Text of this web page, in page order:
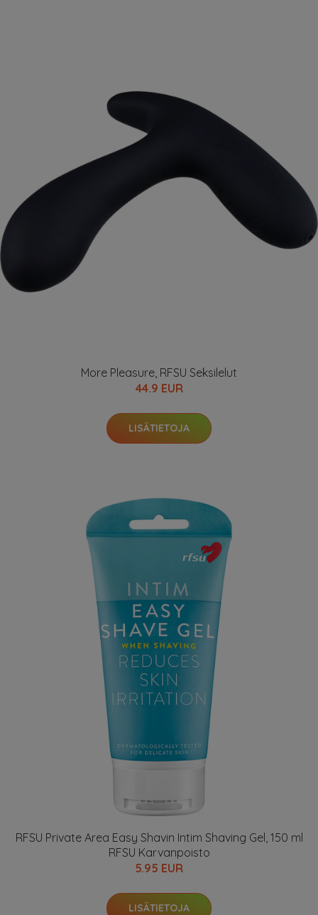
More Pleasure, RFSU Seksilelut
44.9 EUR
LISÄTIETOJA
RFSU Private Area Easy Shavin Intim Shaving Gel, 150 ml
RFSU Karvanpoisto
5.95 EUR
LISÄTIETOJA